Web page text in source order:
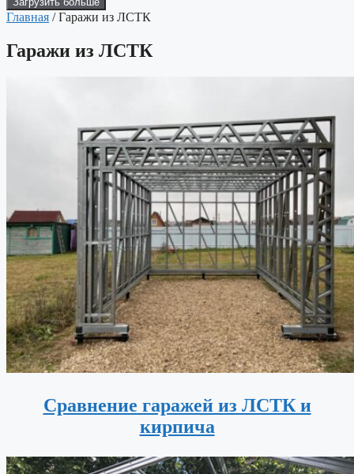
Главная / Гаражи из ЛСТК
Гаражи из ЛСТК
Сравнение гаражей из ЛСТК и
кирпича